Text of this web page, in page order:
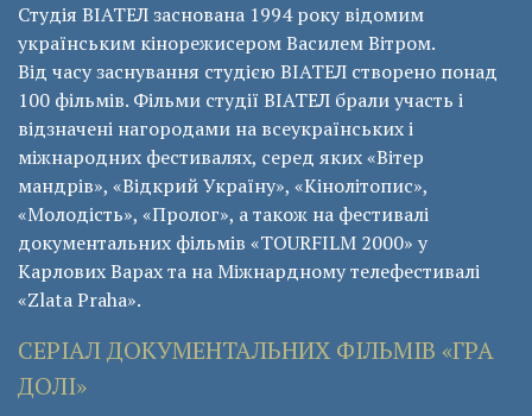
Студія ВІАТЕЛ заснована 1994 року відомим
українським кінорежисером Василем Вітром.
Від часу заснування студією ВІАТЕЛ створено понад
100 фільмів. Фільми студії ВІАТЕЛ брали участь і
відзначені нагородами на всеукраїнських і
міжнародних фестивалях, серед яких «Вітер
мандрів», «Відкрий Україну», «Кінолітопис»,
«Молодість», «Пролог», а також на фестивалі
документальних фільмів «ТОURFILM 2000» у
Карлових Варах та на Міжнардному телефестивалі
«Zlata Praha».
СЕРІАЛ ДОКУМЕНТАЛЬНИХ ФІЛЬМІВ «ГРА
ДОЛІ»